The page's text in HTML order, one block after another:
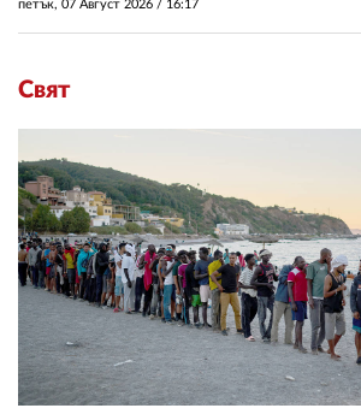
петък, 07 Август 2026 / 16:17
Свят